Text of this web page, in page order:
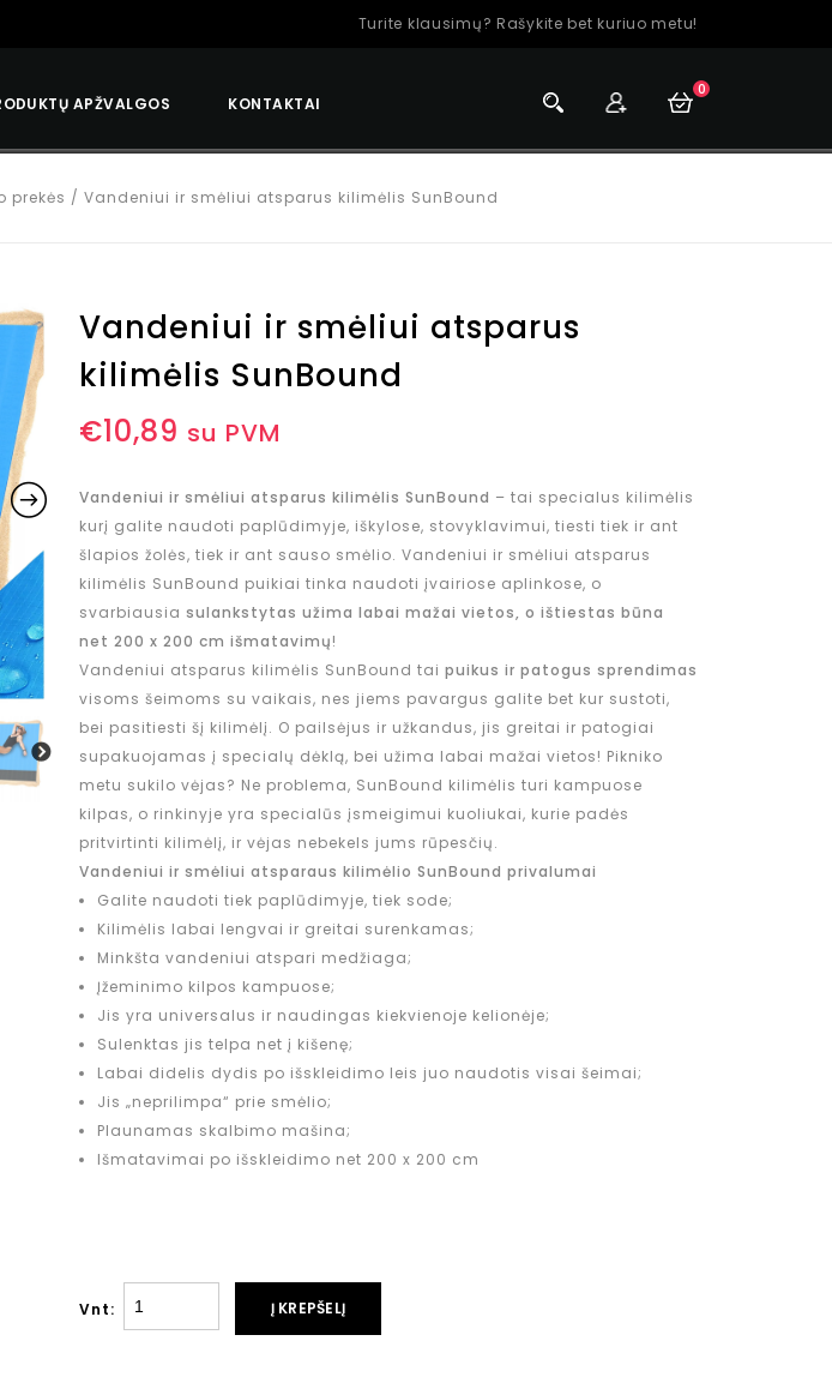
Turite klausimų? Rašykite bet kuriuo metu!
APŽVALGOS KONTAKTAI
0
prekės / Vandeniui ir smėliui atsparus kilimėlis SunBound
Vandeniui ir smėliui atsparus
kilimėlis SunBound
€10,89 su PVM
Vandeniui ir smėliui atsparus kilimėlis SunBound – tai specialus kilimėlis
kurį galite naudoti paplūdimyje, iškylose, stovyklavimui, tiesti tiek ir ant
šlapios žolės, tiek ir ant sauso smėlio. Vandeniui ir smėliui atsparus
kilimėlis SunBound puikiai tinka naudoti įvairiose aplinkose, o
svarbiausia sulankstytas užima labai mažai vietos, o ištiestas būna
net 200 x 200 cm išmatavimų!
Vandeniui atsparus kilimėlis SunBound tai puikus ir patogus sprendimas
visoms šeimoms su vaikais, nes jiems pavargus galite bet kur sustoti,
bei pasitiesti šį kilimėlį. O pailsėjus ir užkandus, jis greitai ir patogiai
supakuojamas į specialų dėklą, bei užima labai mažai vietos! Pikniko
metu sukilo vėjas? Ne problema, SunBound kilimėlis turi kampuose
kilpas, o rinkinyje yra specialūs įsmeigimui kuoliukai, kurie padės
pritvirtinti kilimėlį, ir vėjas nebekels jums rūpesčių.
Vandeniui ir smėliui atsparaus kilimėlio SunBound privalumai
Galite naudoti tiek paplūdimyje, tiek sode;
Kilimėlis labai lengvai ir greitai surenkamas;
Minkšta vandeniui atspari medžiaga;
Įžeminimo kilpos kampuose;
Jis yra universalus ir naudingas kiekvienoje kelionėje;
Sulenktas jis telpa net į kišenę;
Labai didelis dydis po išskleidimo leis juo naudotis visai šeimai;
Jis „neprilimpa“ prie smėlio;
Plaunamas skalbimo mašina;
Išmatavimai po išskleidimo net 200 x 200 cm
Vnt: Į KREPŠELĮ